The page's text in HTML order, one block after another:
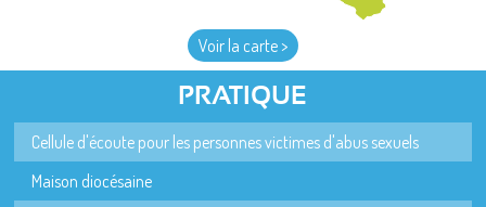
Voir la carte >
PRATIQUE
Cellule d'écoute pour les personnes victimes d'abus sexuels
Maison diocésaine